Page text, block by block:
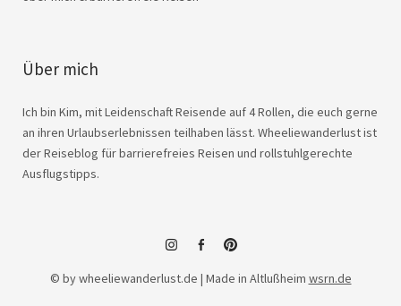
Über mich
Ich bin Kim, mit Leidenschaft Reisende auf 4 Rollen, die euch gerne
an ihren Urlaubserlebnissen teilhaben lässt. Wheeliewanderlust ist
der Reiseblog für barrierefreies Reisen und rollstuhlgerechte
Ausflugstipps.
instagramfacebook
© by wheeliewanderlust.de | Made in Altlußheim wsrn.de